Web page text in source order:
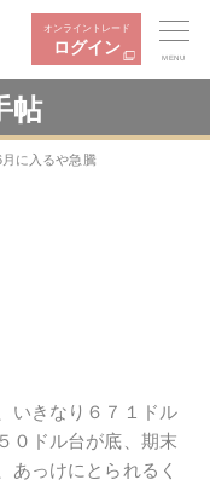
オンライントレード
ログイン
MENU
帖
月に入るや急騰
いきなり６７１ドル
０ドル台が底、期末
あっけにとられるく